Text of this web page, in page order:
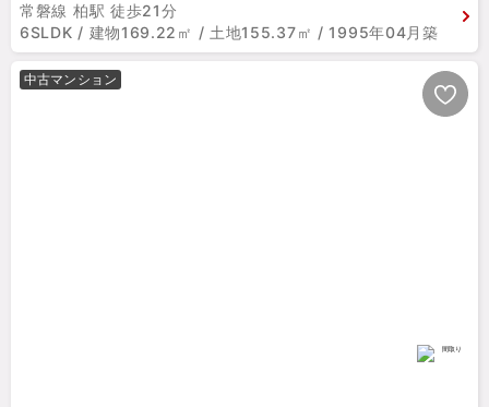
常磐線 柏駅 徒歩21分
6SLDK / 建物169.22㎡ / 土地155.37㎡ / 1995年04月築
中古マンション